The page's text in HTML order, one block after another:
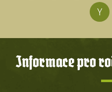
Y
Informace pro